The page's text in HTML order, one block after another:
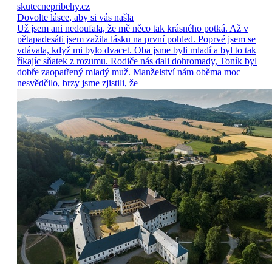
skutecnepribehy.cz
Dovolte lásce, aby si vás našla
Už jsem ani nedoufala, že mě něco tak krásného potká. Až v
pětapadesáti jsem zažila lásku na první pohled. Poprvé jsem se
vdávala, když mi bylo dvacet. Oba jsme byli mladí a byl to tak
říkajíc sňatek z rozumu. Rodiče nás dali dohromady, Toník byl
dobře zaopatřený mladý muž. Manželství nám oběma moc
nesvědčilo, brzy jsme zjistili, že